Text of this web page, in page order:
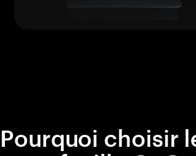
Pourquoi choisir